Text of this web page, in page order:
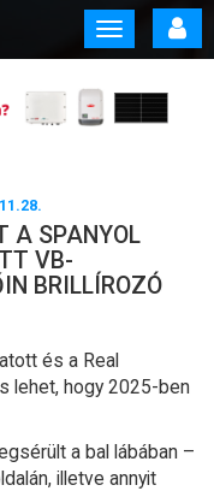
Toggle
navigation
A SPANYOL
VB-
BRILLÍROZÓ
és a Real
lehet, hogy 2025-ben
a bal lábában –
illetve annyit